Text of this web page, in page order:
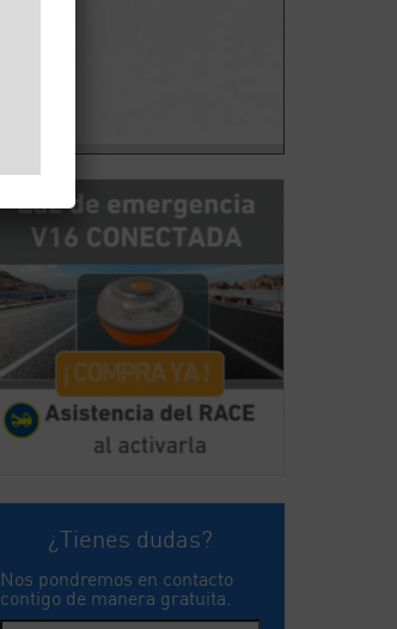
¿Tienes dudas?
Nos pondremos en contacto
contigo de manera gratuita.